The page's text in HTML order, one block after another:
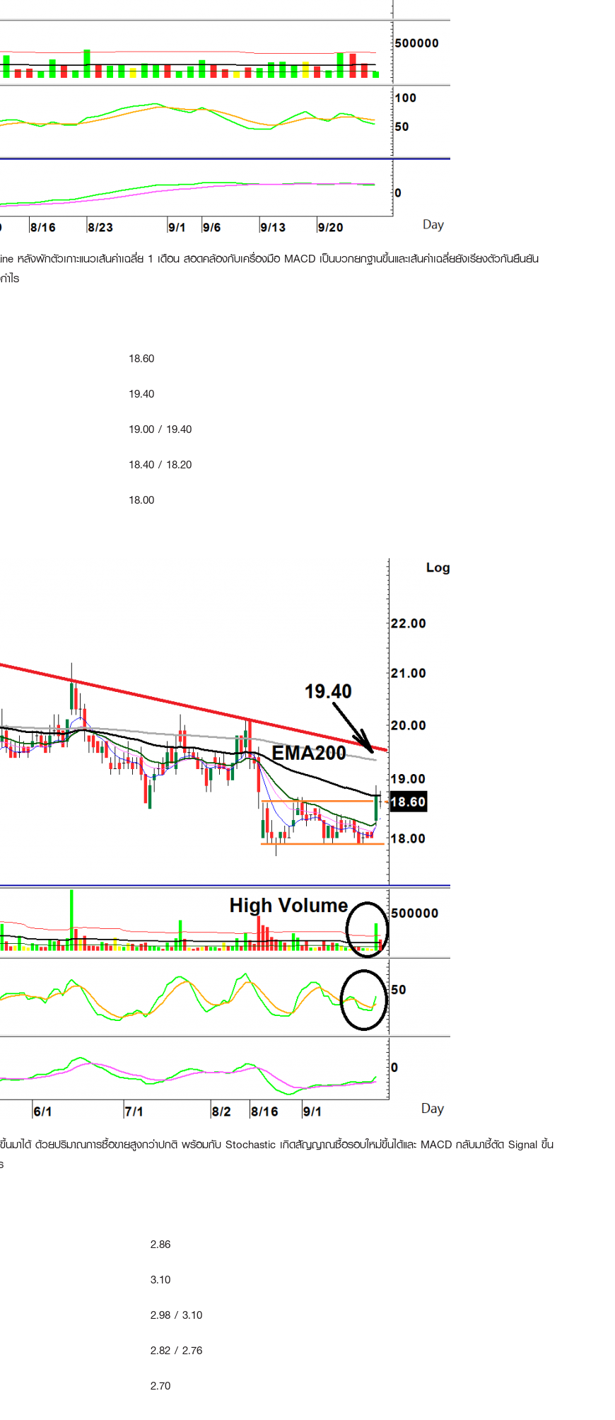
หลังพักตัวเกาะแนวเส้นค่าเฉลี่ย 1 เดือน สอดคล้องกับเครื่องมือ MACD เป็นบวกยกฐานขึ้นและเส้นค่าเฉลี่ยยังเรียงตัวกันยืนยัน
ไร
18.60
19.40
19.00 / 19.40
18.40 / 18.20
18.00
มาได้ ด้วยปริมาณการซื้อขายสูงกว่าปกติ พร้อมกับ Stochastic เกิดสัญญาณซื้อรอบใหม่ขึ้นได้และ MACD กลับมาชี้ตัด Signal ขึ้น
2.86
3.10
2.98 / 3.10
2.82 / 2.76
2.70